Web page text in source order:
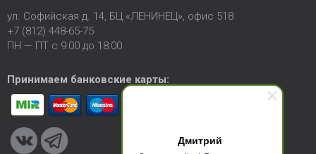
Дмитрий
ул. Софийская д. 14, БЦ «ЛЕНИНЕЦ», офис 518
+7 (812) 448-65-75
ПН — ПТ с 9:00 до 18:00
Принимаем банковские карты: